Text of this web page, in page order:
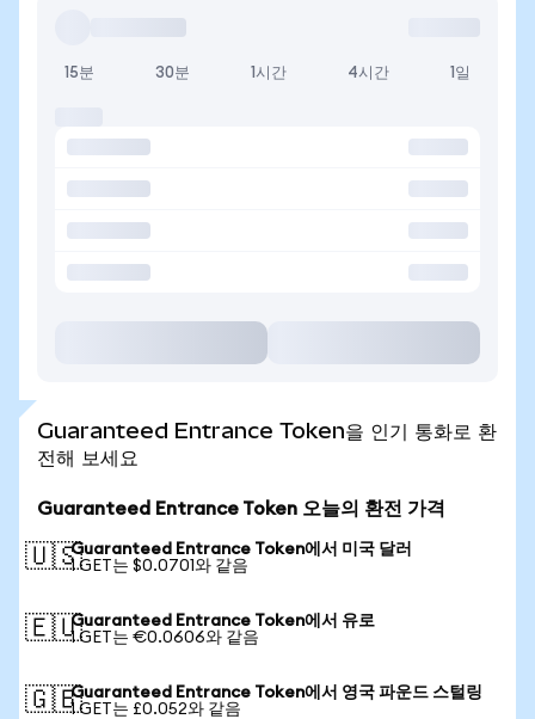
15분 30분 1시간 4시간 1일
Guaranteed Entrance Token을 인기 통화로 환
전해 보세요
Guaranteed Entrance Token 오늘의 환전 가격
🇺🇸Guaranteed Entrance Token에서 미국 달러
1 GET는 $0.0701와 같음
🇪🇺Guaranteed Entrance Token에서 유로
1 GET는 €0.0606와 같음
🇬🇧Guaranteed Entrance Token에서 영국 파운드 스털링
1 GET는 £0.052와 같음